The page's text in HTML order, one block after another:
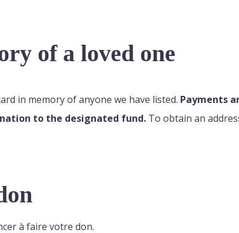
of a loved one
in memory of anyone we have listed. Payments
to the designated fund. To obtain an
à faire votre don.